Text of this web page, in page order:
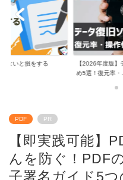
ないと損をする
【2026年度版
め5選！復元率・...
PDF PR
【即実践可能】
んを防ぐ！PDF
子署名ガイド5つ